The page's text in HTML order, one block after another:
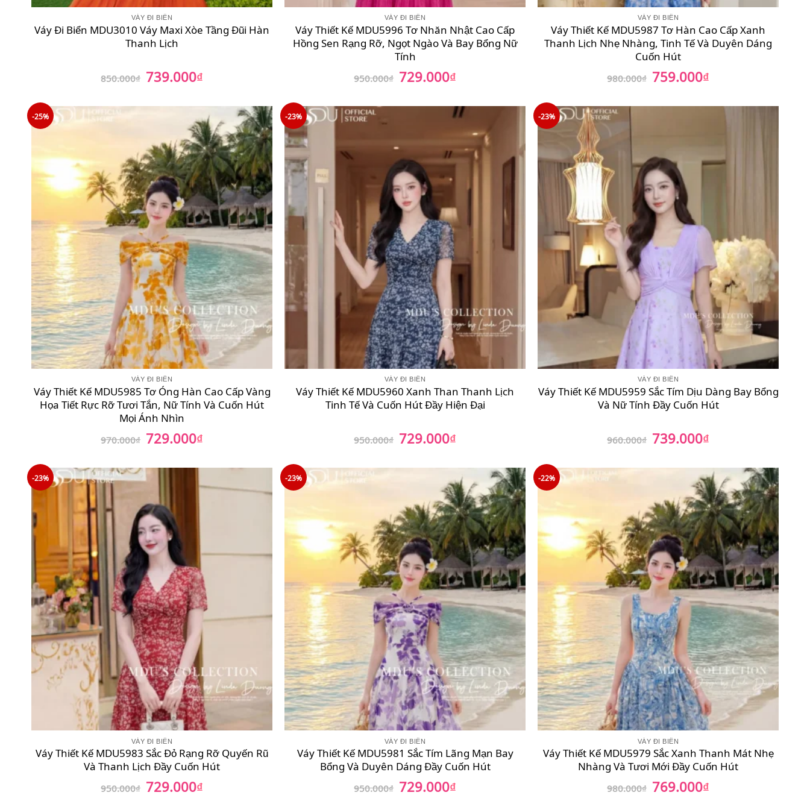
VÁY ĐI BIỂN
Váy Đi Biển MDU3010 Váy Maxi Xòe Tầng Đũi Hàn
Thanh Lịch
850.000₫ Giá
gốc
739.000₫Giá
hiện
739.000₫.
VÁY ĐI BIỂN
Váy Thiết Kế MDU5996 Tơ Nhăn Nhật Cao Cấp
Hồng Sen Rạng Rỡ, Ngọt Ngào Và Bay Bổng Nữ
Tính
950.000₫ Giá
gốc
729.000₫Giá
hiện
729.000₫.
VÁY ĐI BIỂN
Váy Thiết Kế MDU5987 Tơ Hàn Cao Cấp Xanh
Thanh Lịch Nhẹ Nhàng, Tinh Tế Và Duyên Dáng
Cuốn Hút
980.000₫ Giá
gốc
759.000₫Giá
hiện
759.000₫.
-25%
VÁY ĐI BIỂN
Váy Thiết Kế MDU5985 Tơ Óng Hàn Cao Cấp Vàng
Họa Tiết Rực Rỡ Tươi Tắn, Nữ Tính Và Cuốn Hút
Mọi Ánh Nhìn
970.000₫ Giá
gốc
729.000₫Giá
hiện
729.000₫.
-23%
VÁY ĐI BIỂN
Váy Thiết Kế MDU5960 Xanh Than Thanh Lịch
Tinh Tế Và Cuốn Hút Đầy Hiện Đại
950.000₫ Giá
gốc
729.000₫Giá
hiện
729.000₫.
-23%
VÁY ĐI BIỂN
Váy Thiết Kế MDU5959 Sắc Tím Dịu Dàng Bay Bổng
Và Nữ Tính Đầy Cuốn Hút
960.000₫ Giá
gốc
739.000₫Giá
hiện
739.000₫.
-23%
VÁY ĐI BIỂN
Váy Thiết Kế MDU5983 Sắc Đỏ Rạng Rỡ Quyến Rũ
Và Thanh Lịch Đầy Cuốn Hút
950.000₫ Giá
gốc
729.000₫Giá
hiện
-23%
VÁY ĐI BIỂN
Váy Thiết Kế MDU5981 Sắc Tím Lãng Mạn Bay
Bổng Và Duyên Dáng Đầy Cuốn Hút
950.000₫ Giá
gốc
729.000₫Giá
hiện
-22%
VÁY ĐI BIỂN
Váy Thiết Kế MDU5979 Sắc Xanh Thanh Mát Nhẹ
Nhàng Và Tươi Mới Đầy Cuốn Hút
980.000₫ Giá
gốc
769.000₫Giá
hiện